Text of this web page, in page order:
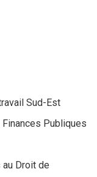
Sud-Est
Publiques
au Droit de